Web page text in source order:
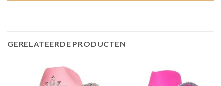
GERELATEERDE PRODUCTEN